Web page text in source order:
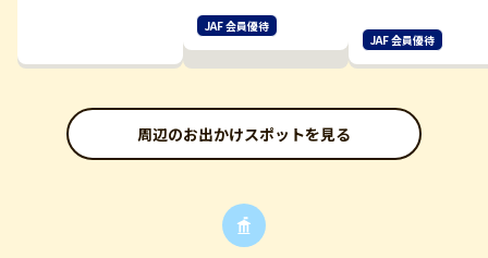
JAF 会員優待
JAF 会員優待
周辺のお出かけスポットを見る